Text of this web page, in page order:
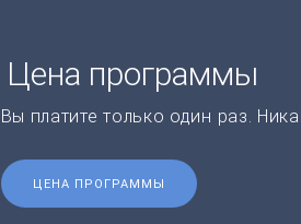
Цена программы
Вы платите только один раз.
ЦЕНА ПРОГРАММЫ